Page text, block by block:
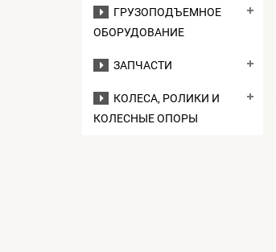
ГРУЗОПОДЪЕМНОЕ
ОБОРУДОВАНИЕ
ЗАПЧАСТИ
КОЛЕСА, РОЛИКИ И
КОЛЕСНЫЕ ОПОРЫ